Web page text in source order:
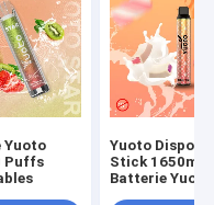
Yuoto
Puffs
Yuoto
Stick
Batterie Yuoto